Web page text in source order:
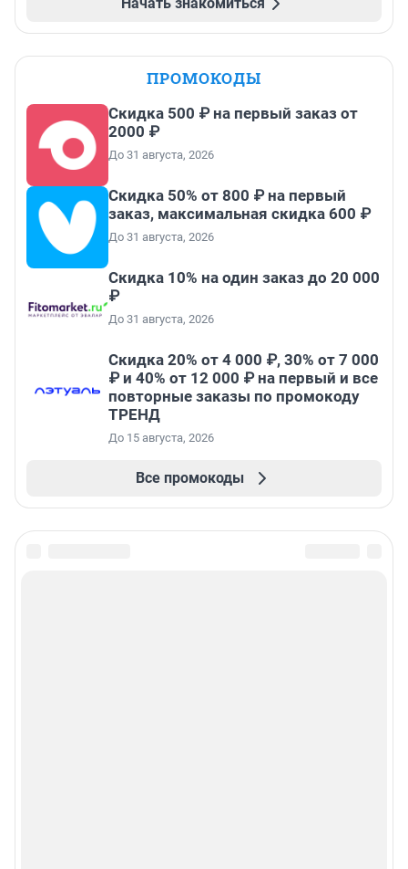
ПРОМОКОДЫ
Скидка 500 ₽ на первый заказ от
2000 ₽
До 31 августа, 2026
Скидка 50% от 800 ₽ на первый
заказ, максимальная скидка 600 ₽
До 31 августа, 2026
Скидка 10% на один заказ до 20 000
₽
До 31 августа, 2026
Скидка 20% от 4 000 ₽, 30% от 7 000
₽ и 40% от 12 000 ₽ на первый и все
повторные заказы по промокоду
ТРЕНД
До 15 августа, 2026
Все промокоды